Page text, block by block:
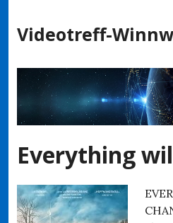
Inhalt
springen
Videotreff-
Everything